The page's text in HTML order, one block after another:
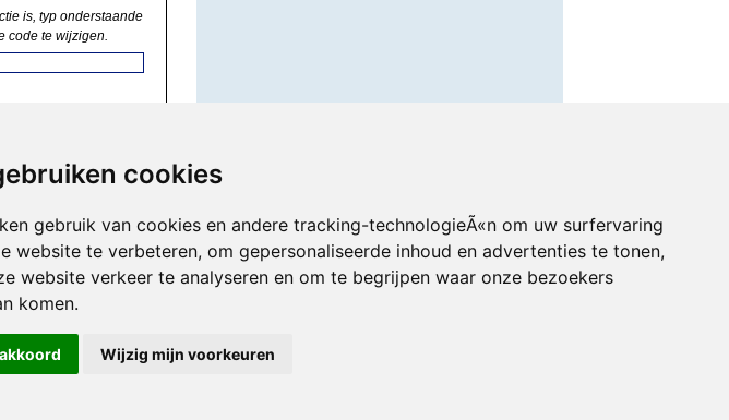
cookies
gebruik van cookies en andere tracking-technologieÃ«n om uw surfervaring
website te verbeteren, om gepersonaliseerde inhoud en advertenties te tonen,
website verkeer te analyseren en om te begrijpen waar onze bezoekers
komen.
Wijzig mijn voorkeuren
is, typ onderstaande
code te wijzigen.
Mijn Account
Inloggen